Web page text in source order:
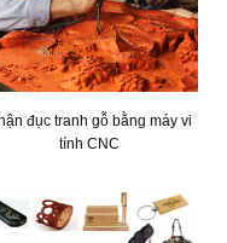
đục tranh gỗ bằng máy vi
tính CNC